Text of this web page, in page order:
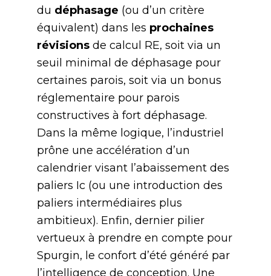
du déphasage (ou d’un critère
équivalent) dans les prochaines
révisionsde calcul RE, soit via un
seuil minimal de déphasage pour
certaines parois, soit via un bonus
réglementaire pour parois
constructives à fort déphasage.
Dans la même logique, l’industriel
prône une accélération d’un
calendrier visant l’abaissement des
paliers Ic (ou une introduction des
paliers intermédiaires plus
ambitieux). Enfin, dernier pilier
vertueux à prendre en compte pour
Spurgin, le confort d’été généré par
l’intelligence de conception. Une